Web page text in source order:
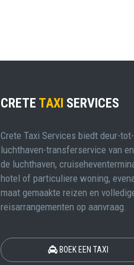
CRETE TAXI SERVICES
Crete Taxi Services biedt deur-
luchthaven-transferservice van
de luchthaven,
hotel of particuliere woning,
maat gemaakte reizen en
reisarrangementen op aanvraag.
BOEK EEN TAXI